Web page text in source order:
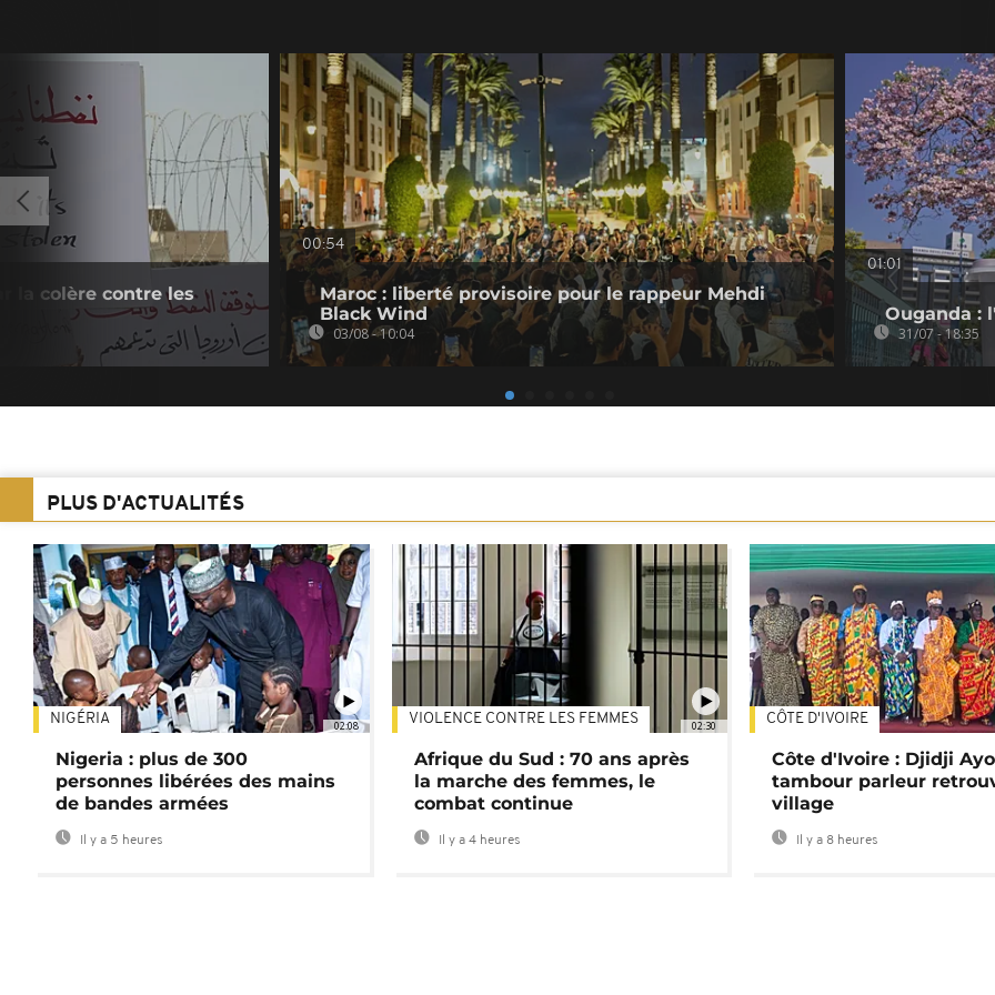
la colère contre les
00:54
Maroc : liberté provisoire pour le rappeur Mehdi
Black Wind
03/08 - 10:04
01:01
Ouganda :
31/07 - 18:35
PLUS D'ACTUALITÉS
02:08
NIGÉRIA
Nigeria : plus de 300
personnes libérées des mains
de bandes armées
Il y a 5 heures
02:30
VIOLENCE CONTRE LES FEMMES
Afrique du Sud : 70 ans après
la marche des femmes, le
combat continue
Il y a 4 heures
CÔTE D'IVOIRE
Côte d'Ivoire : Djidji
tambour parleur
village
Il y a 8 heures